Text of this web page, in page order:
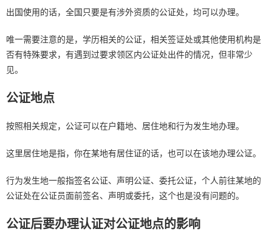
出国使用的话，全国只要是有涉外资质的公证处，均可以办理。
唯一需要注意的是，学历相关的公证，相关签证处或其他使用机构是
否有特殊要求，有遇到过要求领区内公证处出件的情况，但非常少
见。
公证地点
按照相关规定，公证可以在户籍地、居住地和行为发生地办理。
这里居住地是指，你在某地有居住证的话，也可以在该地办理公证。
行为发生地一般指签名公证、声明公证、委托公证，个人前往某地的
公证处在公证员面前签名、声明或委托，这个也是没有问题的。
公证后要办理认证对公证地点的影响